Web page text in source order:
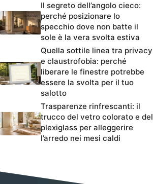
Il segreto dell’angolo cieco:
perché posizionare lo
specchio dove non batte il
sole è la vera svolta estiva
Quella sottile linea tra privacy
e claustrofobia: perché
liberare le finestre potrebbe
essere la svolta per il tuo
salotto
Trasparenze rinfrescanti: il
trucco del vetro colorato e del
plexiglass per alleggerire
l’arredo nei mesi caldi